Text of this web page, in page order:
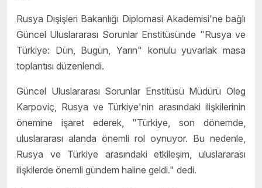
Rusya Dışişleri Bakanlığı Diplomasi Akademisi'ne bağlı
Güncel Uluslararası Sorunlar Enstitüsünde "Rusya ve
Türkiye: Dün, Bugün, Yarın" konulu yuvarlak masa
toplantısı düzenlendi.
Güncel Uluslararası Sorunlar Enstitüsü Müdürü Oleg
Karpoviç, Rusya ve Türkiye'nin arasındaki ilişkilerinin
önemine işaret ederek, "Türkiye, son dönemde,
uluslararası alanda önemli rol oynuyor. Bu nedenle,
Rusya ve Türkiye arasındaki etkileşim, uluslararası
ilişkilerde önemli gündem haline geldi." dedi.